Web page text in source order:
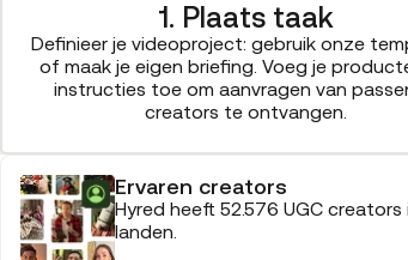
1. Plaats taak
Definieer je videoproject: gebruik onze
of maak je eigen briefing. Voeg je
instructies toe om aanvragen van
creators te ontvangen.
Ervaren creators
Hyred heeft 52.576 UGC creators
landen.